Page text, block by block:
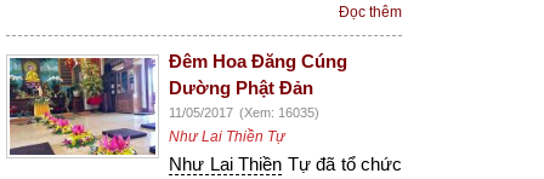
Đọc thêm
Đêm Hoa Đăng Cúng
Dường Phật Đản
11/05/2017 (Xem: 16035)
Như Lai Thiền Tự
Như Lai Thiền Tự đã tổ chức